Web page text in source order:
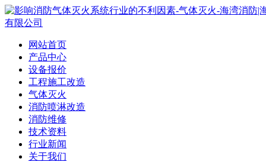
网站首页
产品中心
设备报价
工程施工改造
气体灭火
消防喷淋改造
消防维修
技术资料
行业新闻
关于我们